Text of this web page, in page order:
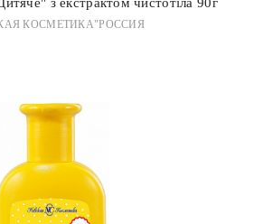
КОСМЕТИКА"РОССИЯ